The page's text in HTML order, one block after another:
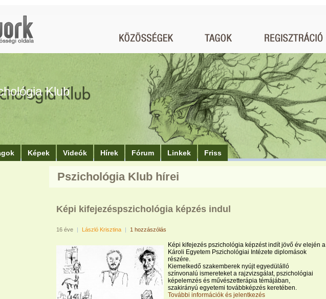
Klub
Képek Videók Hírek Fórum Linkek Friss
Pszichológia Klub hírei
Képi kifejezéspszichológia képzés indul
16 éve | László Krisztina | 1 hozzászólás
Képi kifejezés pszichológia képzést indít jövő év elején a
Károli Egyetem Pszichológiai Intézete diplomások
részére.
Kiemelkedő szakemberek nyújt egyedülálló
színvonalú ismereteket a rajzvizsgálat, pszichológiai
képelemzés és művészetterápia témájában,
szakirányú egyetemi továbbképzés keretében.
További információk és jelentkezés